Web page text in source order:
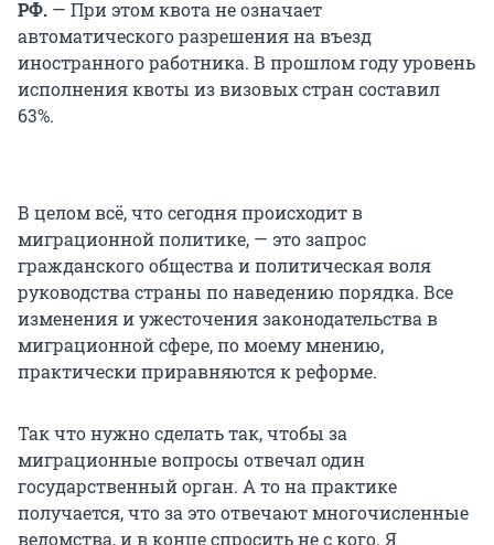
РФ. — При этом квота не означает
автоматического разрешения на въезд
иностранного работника. В прошлом году уровень
исполнения квоты из визовых стран составил
63%.
В целом всё, что сегодня происходит в
миграционной политике, — это запрос
гражданского общества и политическая воля
руководства страны по наведению порядка. Все
изменения и ужесточения законодательства в
миграционной сфере, по моему мнению,
практически приравняются к реформе.
Так что нужно сделать так, чтобы за
миграционные вопросы отвечал один
государственный орган. А то на практике
получается, что за это отвечают многочисленные
ведомства, и в конце спросить не с кого. Я